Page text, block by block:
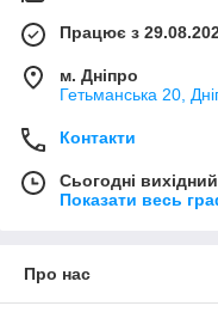
Працює з
м. Дніпро
Гетьманська 20,
Контакти
Сьогодні вихідний
Показати весь
Про нас